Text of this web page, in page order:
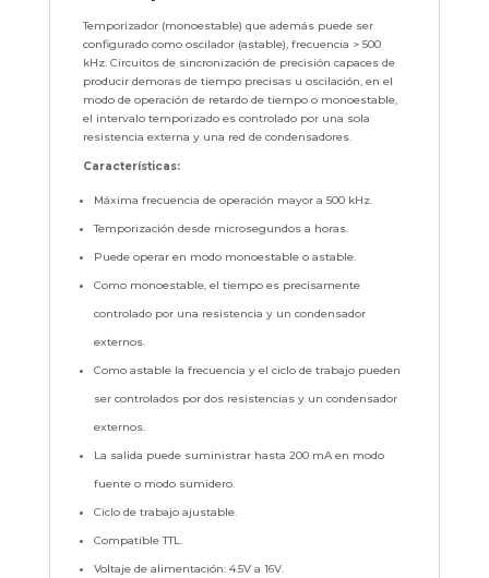
Temporizador (monoestable) que además puede ser
configurado como oscilador (astable), frecuencia > 500
kHz. Circuitos de sincronización de precisión capaces de
producir demoras de tiempo precisas u oscilación, en el
modo de operación de retardo de tiempo o monoestable,
el intervalo temporizado es controlado por una sola
resistencia externa y una red de condensadores.
Características:
Máxima frecuencia de operación mayor a 500 kHz.
Temporización desde microsegundos a horas.
Puede operar en modo monoestable o astable.
Como monoestable, el tiempo es precisamente
controlado por una resistencia y un condensador
externos.
Como astable la frecuencia y el ciclo de trabajo pueden
ser controlados por dos resistencias y un condensador
externos.
La salida puede suministrar hasta 200 mA en modo
fuente o modo sumidero.
Ciclo de trabajo ajustable.
Compatible TTL.
Voltaje de alimentación: 4.5V a 16V.